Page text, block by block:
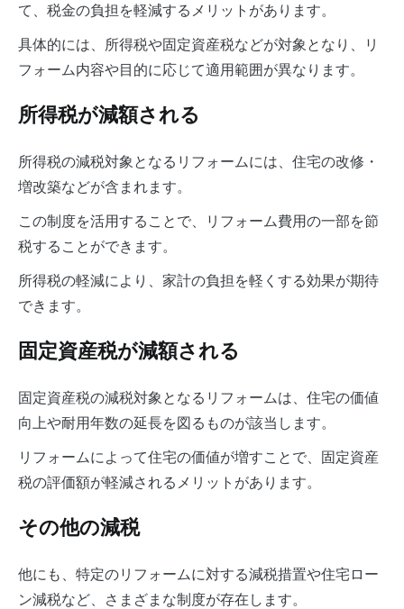
て、税金の負担を軽減するメリットがあります。
具体的には、所得税や固定資産税などが対象となり、リ
フォーム内容や目的に応じて適用範囲が異なります。
所得税が減額される
所得税の減税対象となるリフォームには、住宅の改修・
増改築などが含まれます。
この制度を活用することで、リフォーム費用の一部を節
税することができます。
所得税の軽減により、家計の負担を軽くする効果が期待
できます。
固定資産税が減額される
固定資産税の減税対象となるリフォームは、住宅の価値
向上や耐用年数の延長を図るものが該当します。
リフォームによって住宅の価値が増すことで、固定資産
税の評価額が軽減されるメリットがあります。
その他の減税
他にも、特定のリフォームに対する減税措置や住宅ロー
ン減税など、さまざまな制度が存在します。